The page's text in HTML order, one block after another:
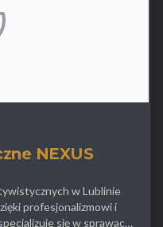
NEXUS
w Lublinie
profesjonalizmowi i
się w sprawach